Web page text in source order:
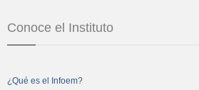
Conoce el Instituto
¿Qué es el Infoem?